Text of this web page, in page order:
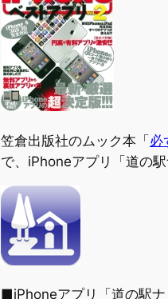
笠倉出版社のムック本「必
で、iPhoneアプリ「道の
■iPhoneアプリ「道の駅ナ